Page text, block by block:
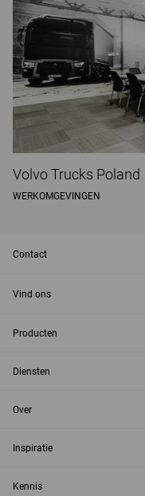
Volvo Trucks Poland
WERKOMGEVINGEN
Contact
Vind ons
Producten
Diensten
Over
Inspiratie
Kennis